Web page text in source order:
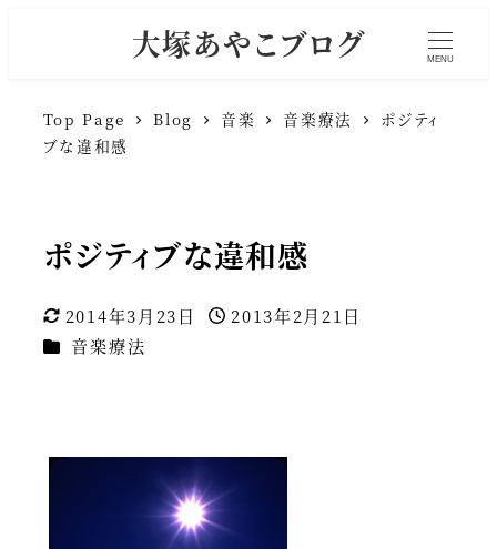
大塚あやこブログ MENU
Top Page Blog 音楽 音楽療法
ポジティ
ブな違和感
ポジティブな違和感
更新日
2014年3月23日
投稿日
2013年2月21日
カテゴリー
音楽療法